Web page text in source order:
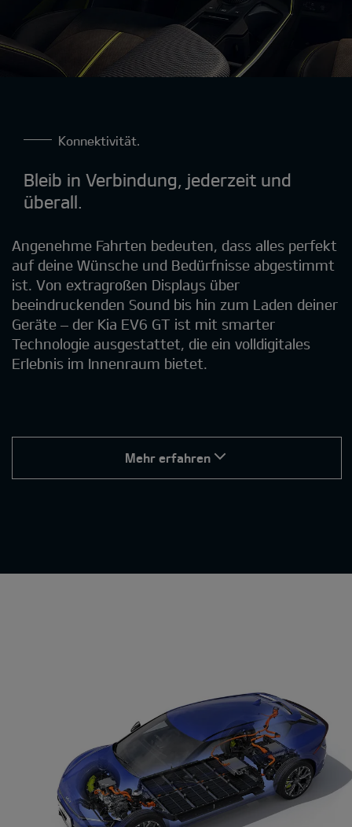
Konnektivität.
Bleib in Verbindung, jederzeit und
überall.
Angenehme Fahrten bedeuten, dass alles perfekt
auf deine Wünsche und Bedürfnisse abgestimmt
ist. Von extragroßen Displays über
beeindruckenden Sound bis hin zum Laden deiner
Geräte – der Kia EV6 GT ist mit smarter
Technologie ausgestattet, die ein volldigitales
Erlebnis im Innenraum bietet.
Mehr erfahren